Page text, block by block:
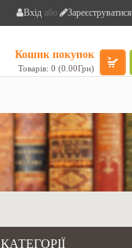
Вхід або Зареєструватися
Кошик покупок
Товарів: 0 (0.00Грн)
КАТЕГОРІЇ